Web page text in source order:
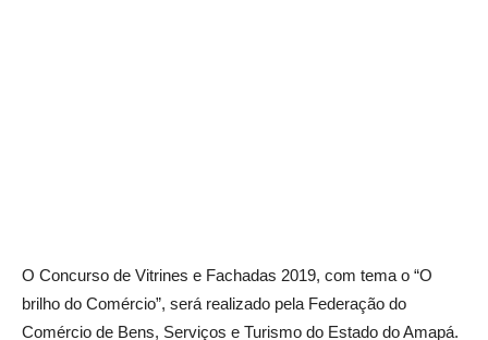
O Concurso de Vitrines e Fachadas 2019, com tema o “O
brilho do Comércio”, será realizado pela Federação do
Comércio de Bens, Serviços e Turismo do Estado do Amapá.